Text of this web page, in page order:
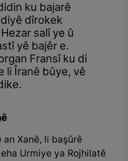
ku bajarê
dîrokek
salî ye û
yê bajêr e.
Fransî ku di
li Îranê bûye, vê
an Xanê, li başûrê
Urmiye ya Rojhilatê